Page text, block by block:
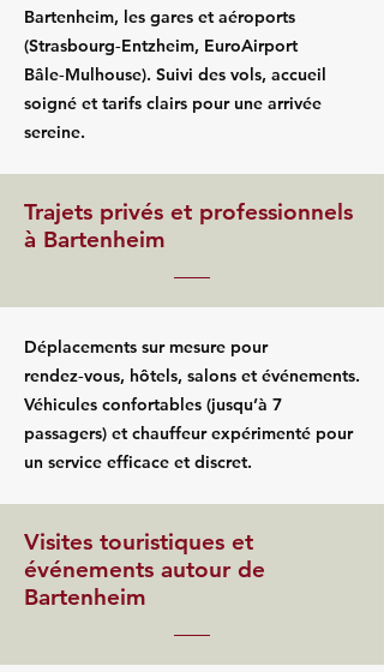
Bartenheim, les gares et aéroports
(Strasbourg‑Entzheim, EuroAirport
Bâle‑Mulhouse). Suivi des vols, accueil
soigné et tarifs clairs pour une arrivée
sereine.
Trajets privés et professionnels
à Bartenheim
Déplacements sur mesure pour
rendez‑vous, hôtels, salons et événements.
Véhicules confortables (jusqu’à 7
passagers) et chauffeur expérimenté pour
un service efficace et discret.
Visites touristiques et
événements autour de
Bartenheim